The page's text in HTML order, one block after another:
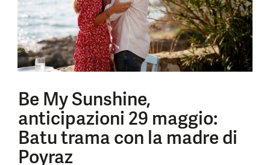
Be My Sunshine,
anticipazioni 29 maggio:
Batu trama con la madre di
Poyraz